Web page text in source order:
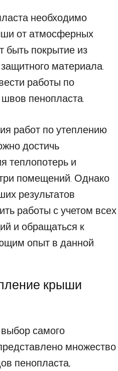
необходимо
от атмосферных
быть покрытие из
материала.
работы по
пенопласта.
работ по утеплению
достичь
теплопотерь и
помещений. Однако
результатов
работы с учетом всех
и обращаться к
опыт в данной
крыши
самого
множество
пенопласта,